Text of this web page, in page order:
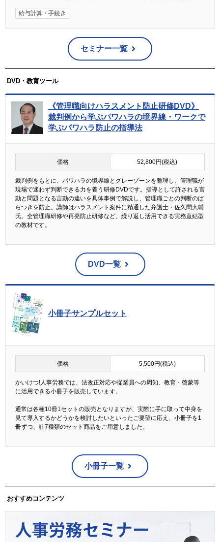
給与計算・手続き
セミナー一覧
DVD・教育ツール
《管理職向けハラスメント防止研修DVD》
裁判例から学ぶパワハラの境界線・ワークで
学ぶパワハラ防止の指導法
価格 52,800円(税込)
裁判例をもとに、パワハラの境界線とグレーゾーンを整理し、管理職が
現場で迷わず判断できる力を養う研修DVDです。指導として許される言
動と問題となる言動の違いを具体事例で解説し、管理職ごとの判断のば
らつきを防止。講師はハラスメント案件に精通した弁護士・佐久間大輔
氏。全管理職研修や再発防止研修など、繰り返し活用できる実務直結型
の教材です。
DVD一覧
小冊子サンプルセット
価格 5,500円(税込)
かいけつ!人事労務では、法改正対応や従業員への周知、教育・啓蒙等
に活用できる小冊子を販売しています。
通常は各種10冊1セットの販売となりますが、実際に手に取って中身を
見て導入するかどうかを検討したいといったご要望に応え、小冊子を1
冊ずつ、計7種類のセット商品をご用意しました。
小冊子一覧
おすすめコンテンツ